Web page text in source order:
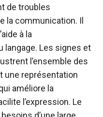
de troubles
la communication. Il
à la
langage. Les signes et
l’ensemble des
représentation
améliore la
l’expression. Le